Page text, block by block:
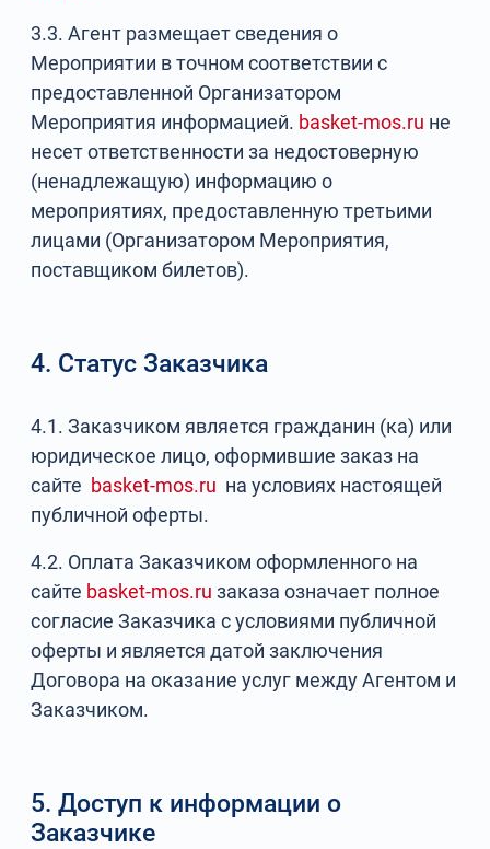
3.3. Агент размещает сведения о
Мероприятии в точном соответствии с
предоставленной Организатором
Мероприятия информацией. basket-mos.ru не
несет ответственности за недостоверную
(ненадлежащую) информацию о
мероприятиях, предоставленную третьими
лицами (Организатором Мероприятия,
поставщиком билетов).
4. Статус Заказчика
4.1. Заказчиком является гражданин (ка) или
юридическое лицо, оформившие заказ на
сайте basket-mos.ru на условиях настоящей
публичной оферты.
4.2. Оплата Заказчиком оформленного на
сайте basket-mos.ru заказа означает полное
согласие Заказчика с условиями публичной
оферты и является датой заключения
Договора на оказание услуг между Агентом и
Заказчиком.
5. Доступ к информации о
Заказчике